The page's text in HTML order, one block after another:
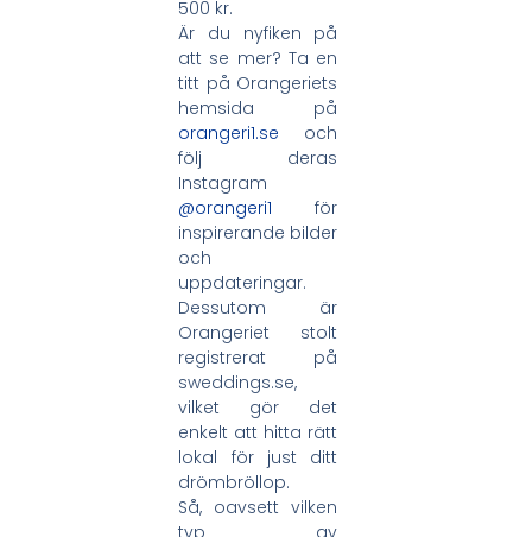
500 kr.
Är du nyfiken på
att se mer? Ta en
titt på Orangeriets
hemsida på
orangeri1.se och
följ deras
Instagram
@orangeri1 för
inspirerande bilder
och
uppdateringar.
Dessutom är
Orangeriet stolt
registrerat på
sweddings.se,
vilket gör det
enkelt att hitta rätt
lokal för just ditt
drömbröllop.
Så, oavsett vilken